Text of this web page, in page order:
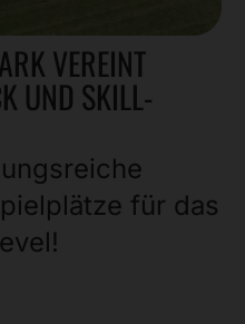
VEREINT
UND SKILL-
für das